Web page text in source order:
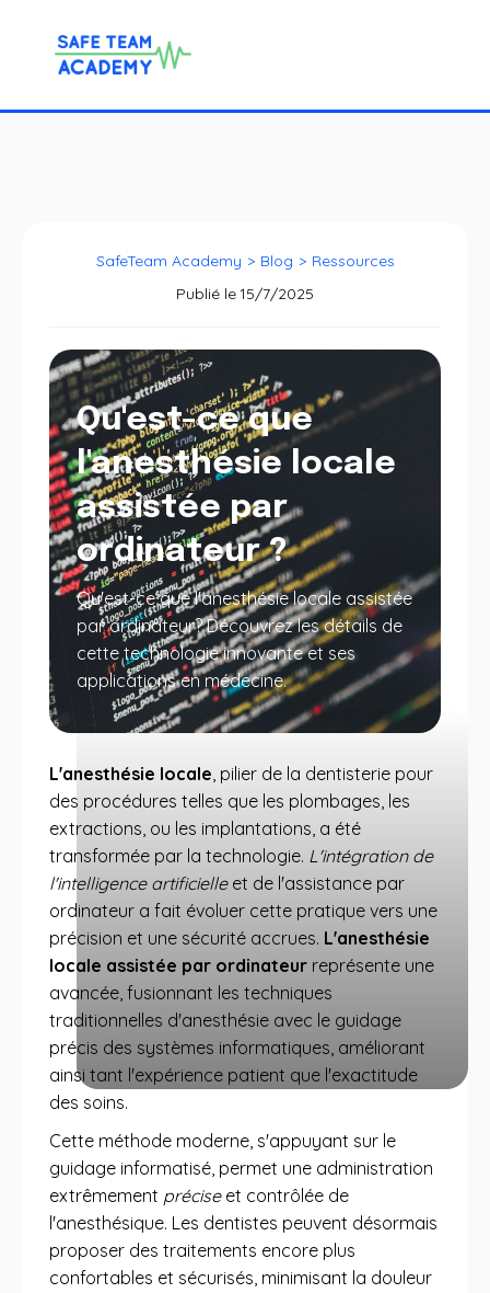
SafeTeam Academy > Blog > Ressources
Publié le15/7/2025
Qu'est-ce que
l'anesthésie locale
assistée par
ordinateur ?
Qu'est-ce que l'anesthésie locale assistée
par ordinateur? Découvrez les détails de
cette technologie innovante et ses
applications en médecine.
L'anesthésie locale, pilier de la dentisterie pour
des procédures telles que les plombages, les
extractions, ou les implantations, a été
transformée par la technologie. L'intégration de
l'intelligence artificielleet de l'assistance par
ordinateur a fait évoluer cette pratique vers une
précision et une sécurité accrues. L'anesthésie
locale assistée par ordinateur représente une
avancée, fusionnant les techniques
traditionnelles d'anesthésie avec le guidage
précis des systèmes informatiques, améliorant
ainsi tant l'expérience patient que l'exactitude
des soins.
Cette méthode moderne, s'appuyant sur le
guidage informatisé, permet une administration
extrêmement préciseet contrôlée de
l'anesthésique. Les dentistes peuvent désormais
proposer des traitements encore plus
confortables et sécurisés, minimisant la douleur